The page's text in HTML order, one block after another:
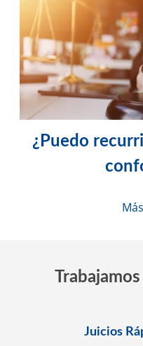
¿Puedo
Juicios